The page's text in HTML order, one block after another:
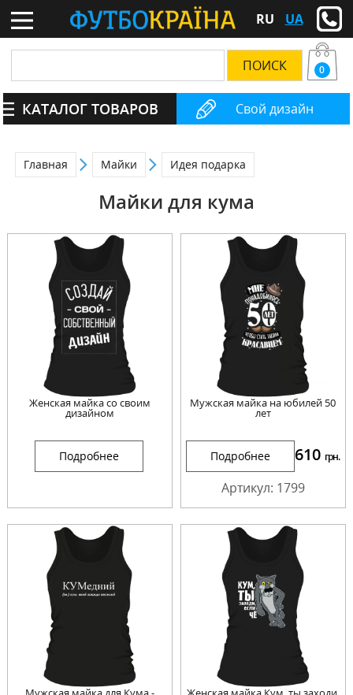
RU UA
Свой дизайн
0
КАТАЛОГ ТОВАРОВ
Главная Майки Идея подарка
Майки для кума
Женская майка со своим
дизайном
Подробнее
Мужская майка на юбилей 50
лет
Подробнее 610 грн.
Артикул: 1799